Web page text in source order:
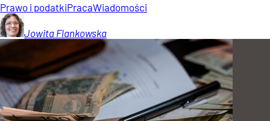
Prawo i podatkiPracaWiadomości
Jowita Flankowska